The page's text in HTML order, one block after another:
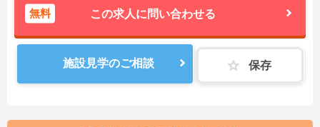
無料 この求人に問い合わせる
施設見学のご相談 保存